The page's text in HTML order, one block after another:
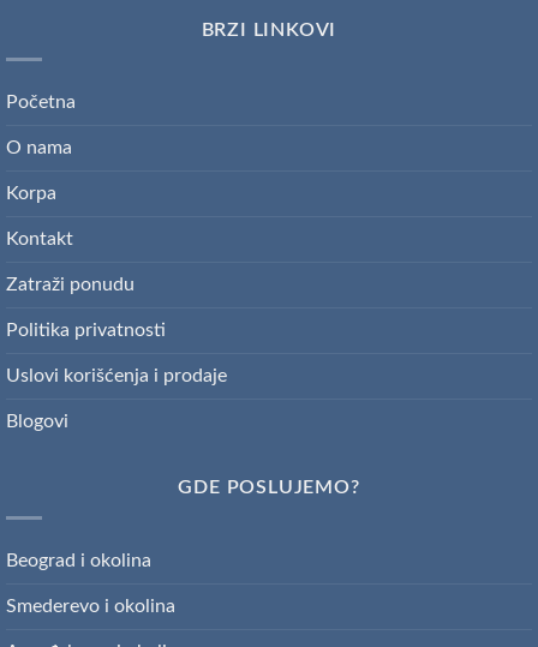
BRZI LINKOVI
Početna
O nama
Korpa
Kontakt
Zatraži ponudu
Politika privatnosti
Uslovi korišćenja i prodaje
Blogovi
GDE POSLUJEMO?
Beograd i okolina
Smederevo i okolina